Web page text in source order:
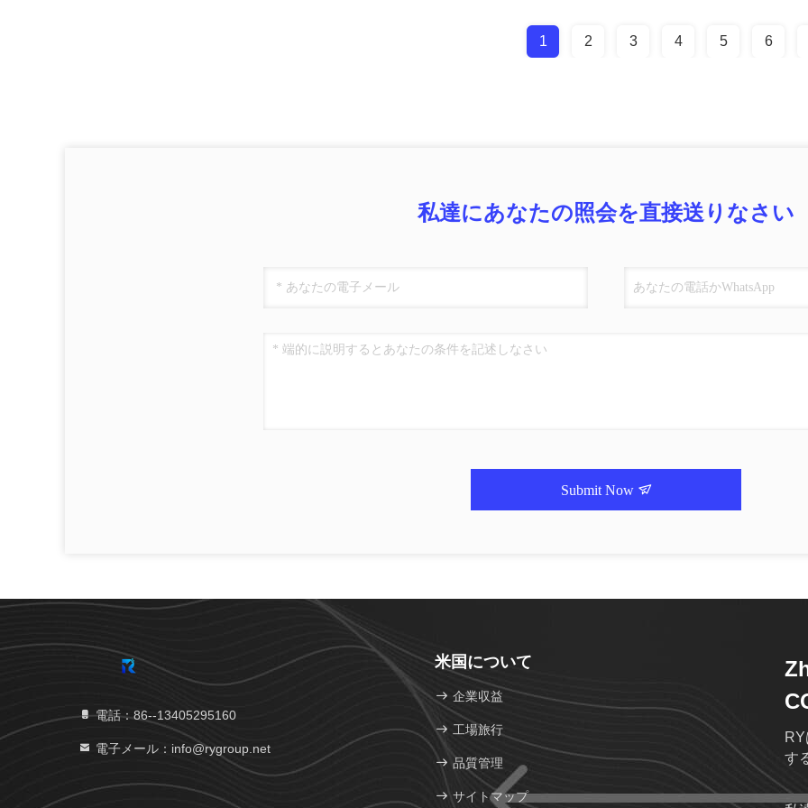
1 2 3 4 5 6
私達にあなたの照会を直接送りなさい
Submit Now
電話：86--13405295160
電子メール：info@rygroup.net
米国について
企業収益
工場旅行
品質管理
サイトマップ
す